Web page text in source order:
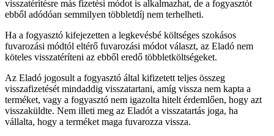
visszatérítésre más fizetési módot is alkalmazhat, de a fogyasztót
ebből adódóan semmilyen többletdíj nem terhelheti.
Ha a fogyasztó kifejezetten a legkevésbé költséges szokásos
fuvarozási módtól eltérő fuvarozási módot választ, az Eladó nem
köteles visszatéríteni az ebből eredő többletköltségeket.
Az Eladó jogosult a fogyasztó által kifizetett teljes összeg
visszafizetését mindaddig visszatartani, amíg vissza nem kapta a
terméket, vagy a fogyasztó nem igazolta hitelt érdemlően, hogy azt
visszaküldte. Nem illeti meg az Eladót a visszatartás joga, ha
vállalta, hogy a terméket maga fuvarozza vissza.